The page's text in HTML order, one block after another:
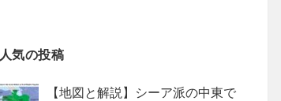
人気の投稿
【地図と解説】シーア派の中東で